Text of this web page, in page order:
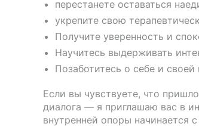
перестанете оставаться
укрепите свою
Получите уверенность и
Научитесь выдерживать
Позаботитесь о себе и
Если вы чувствуете, что
диалога — я приглашаю вас в
внутренней опоры начинается